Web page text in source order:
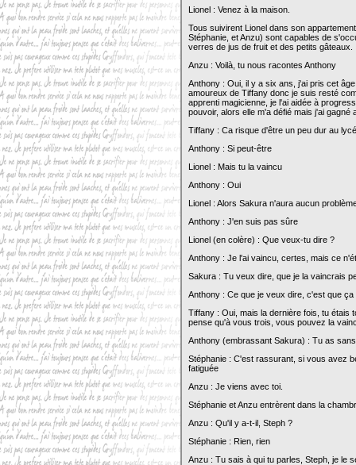
Lionel : Venez à la maison.
Tous suivirent Lionel dans son
Stéphanie, et Anzu) sont capables de
verres de jus de fruit et des petits gâteaux.
Anzu : Voilà, tu nous racontes Anthony
Anthony : Oui, il y a six ans, j'ai pris cet
amoureux de Tiffany donc je suis resté
apprenti magicienne, je l'ai aidée à
pouvoir, alors elle m'a défié mais j'ai
Tiffany : Ca risque d'être un peu dur au
Anthony : Si peut-être
Lionel : Mais tu la vaincu
Anthony : Oui
Lionel : Alors Sakura n'aura aucun
Anthony : J'en suis pas sûre
Lionel (en colère) : Que veux-tu dire ?
Anthony : Je l'ai vaincu, certes, mais ce
Sakura : Tu veux dire, que je la vaincrais
Anthony : Ce que je veux dire, c'est que
Tiffany : Oui, mais la dernière fois, tu étais
pense qu'à vous trois, vous pouvez la
Anthony (embrassant Sakura) : Tu as
Stéphanie : C'est rassurant, si vous avez
fatiguée
Anzu : Je viens avec toi.
Stéphanie et Anzu entrèrent dans la
Anzu : Qu'il y a-t-il, Steph ?
Stéphanie : Rien, rien
Anzu : Tu sais à qui tu parles, Steph, je le